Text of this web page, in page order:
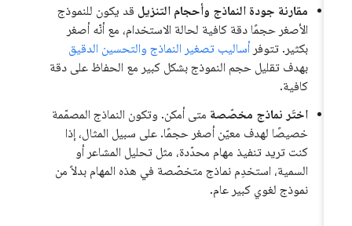
مقارنة جودة النماذج وأحجام التنزيلقد يكون للنموذج
الأصغر حجمًا دقة كافية لحالة الاستخدام، مع أنّه أصغر
بكثير. تتوفرأساليب تصغير النماذج والتحسين الدقيق
بهدف تقليل حجم النموذج بشكل كبير مع الحفاظ على دقة
كافية.
اختَر نماذج مخصّصةمتى أمكن. وتكون النماذج المصمّمة
خصيصًا لهدف معيّن أصغر حجمًا. على سبيل المثال، إذا
كنت تريد تنفيذ مهام محدّدة، مثل تحليل المشاعر أو
السمية، استخدِم نماذج متخصّصة في هذه المهام بدلاً من
نموذج لغوي كبير عام.